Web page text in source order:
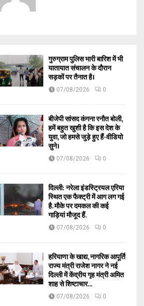
गुरुग्राम पुलिस भारी बारिश में भी
यातायात संचालन के दौरान
सड़कों पर तैनात है।
07/08/2026 0
बीजेपी सांसद कंगना रनौत बोली,
हमें बहुत खुशी है कि इस देश के
युवा, जो हमसे जुड़े हुए हैं-वीडियो
सुने।
07/08/2026 0
दिल्ली: नरेला इंडस्ट्रियल एरिया
स्थित एक फैक्ट्री में आग लग गई
है. मौके पर दमकल की कई
गाड़ियां मौजूद हैं.
07/08/2026 0
हरियाणा के खाद्य, नागरिक आपूर्ति
राज्य मंत्री राजेश नागर ने नई
दिल्ली में केंद्रीय गृह मंत्री अमित
शाह से शिष्टाचार...
07/08/2026 0